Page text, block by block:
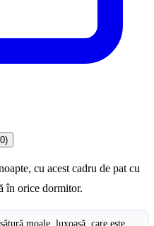
cu acest cadru de pat cu
în orice dormitor.
moale, luxoasă, care este